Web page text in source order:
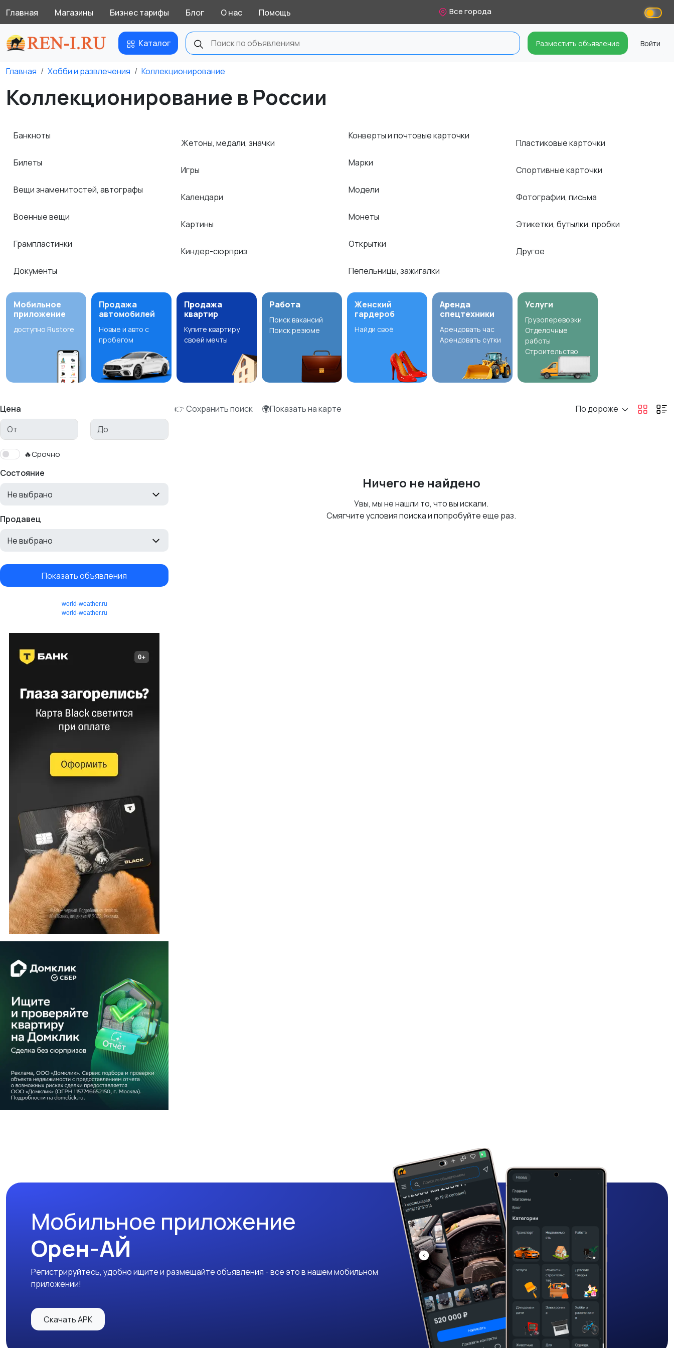
Главная Магазины Бизнес тарифы Блог О нас Помощь Все города
Каталог Разместить объявление Войти
Главная Хобби и развлечения Коллекционирование
Коллекционирование в России
Банкноты
Билеты
Вещи знаменитостей, автографы
Военные вещи
Грампластинки
Документы
Жетоны, медали, значки
Игры
Календари
Картины
Киндер-сюрприз
Конверты и почтовые карточки
Марки
Модели
Монеты
Открытки
Пепельницы, зажигалки
Пластиковые карточки
Спортивные карточки
Фотографии, письма
Этикетки, бутылки, пробки
Другое
Мобильное
приложение
доступно Rustore
Продажа
автомобилей
Новые и авто с
пробегом
Продажа
квартир
Купите квартиру
своей мечты
Работа
Поиск вакансий
Поиск резюме
Женский
гардероб
Найди своё
Аренда
спецтехники
Арендовать час
Арендовать сутки
Услуги
Грузоперевозки
Отделочные
работы
Строительство
Цена
🔥Срочно
Состояние
Не выбрано
Продавец
Не выбрано
Показать объявления
world-weather.ru
world-weather.ru
👉 Сохранить поиск 🌍Показать на карте По дороже
Ничего не найдено
Увы, мы не нашли то, что вы искали.
Смягчите условия поиска и попробуйте еще раз.
Мобильное приложение
Орен-АЙ
Регистрируйтесь, удобно ищите и размещайте объявления - все это в нашем мобильном
приложении!
Скачать APK